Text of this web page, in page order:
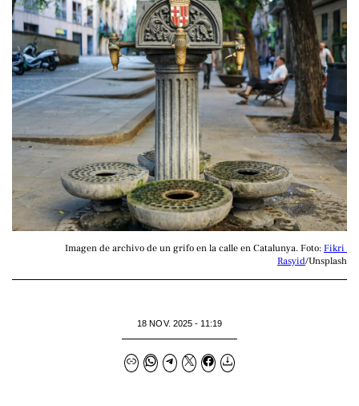
Imagen de archivo de un grifo en la calle en Catalunya. Foto: Fikri
Rasyid/Unsplash
18 NOV. 2025 - 11:19